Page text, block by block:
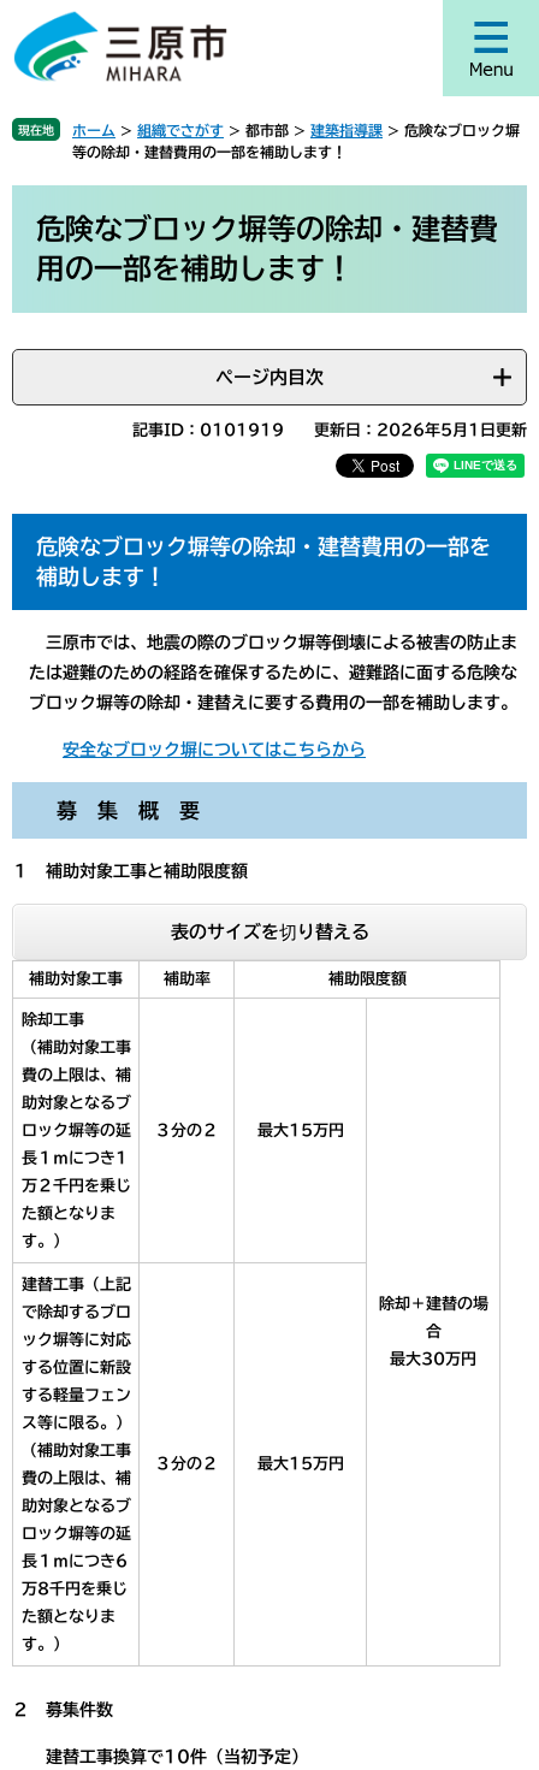
ジ
頭
す
ュ
飛
し
現在地 ホーム > 組織でさがす > 都市部 > 建築指導課 > 危険なブロック塀
等の除却・建替費用の一部を補助します！
危険なブロック塀等の除却・建替費
用の一部を補助します！
ページ内目次
記事ID：0101919 更新日：2026年5月1日更新
危険なブロック塀等の除却・建替費用の一部を
補助します ！
三原市では、地震の際のブロック塀等倒壊による被害の防止ま
たは避難のための経路を確保するために、避難路に面する危険な
ブロック塀等の除却・建替えに要する費用の一部を補助します。
安全なブロック塀についてはこちらから
募 集 概 要
１ 補助対象工事と補助限度額
表のサイズを切り替える
補助対象工事 補助率 補助限度額
除却工事
（補助対象工事
費の上限は、補
助対象となるブ
ロック塀等の延
長１ｍにつき1
万２千円を乗じ
た額となりま
す。）
３分の２ 最大15万円
除却＋建替の場
合
最大30万円
建替工事（上記
で除却するブロ
ック塀等に対応
する位置に新設
する軽量フェン
ス等に限る。）
（補助対象工事
費の上限は、補
助対象となるブ
ロック塀等の延
長１ｍにつき6
万8千円を乗じ
た額となりま
す。）
３分の２ 最大15万円
２ 募集件数
建替工事換算で10件（当初予定）